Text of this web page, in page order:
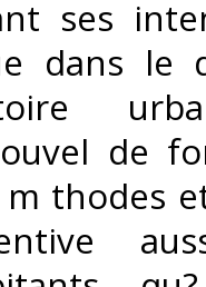
ses
dans le
de
m thodes